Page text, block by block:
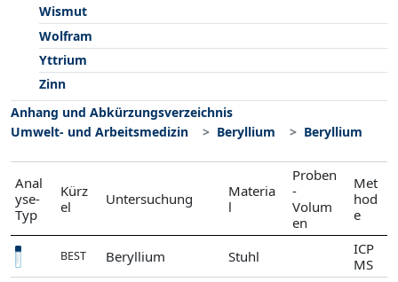
Wismut
Wolfram
Yttrium
Zinn
Anhang und Abkürzungsverzeichnis
Umwelt- und Arbeitsmedizin
Beryllium Beryllium
Anal
yse-
Typ
Kürz
el
Untersuchung
Materia
l
Proben
-
Volum
en
Met
hod
e
BEST Beryllium Stuhl
ICP
MS